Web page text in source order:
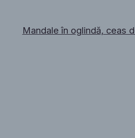
Mandale în oglindă, ceas